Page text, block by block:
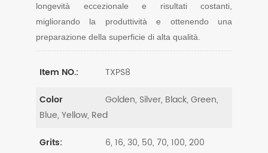
longevità eccezionale e risultati costanti,
migliorando la produttività e ottenendo una
preparazione della superficie di alta qualità.
Item NO.: TXPS8
Color
Golden, Silver, Black, Green,
Blue, Yellow, Red
Grits: 6, 16, 30, 50, 70, 100, 200